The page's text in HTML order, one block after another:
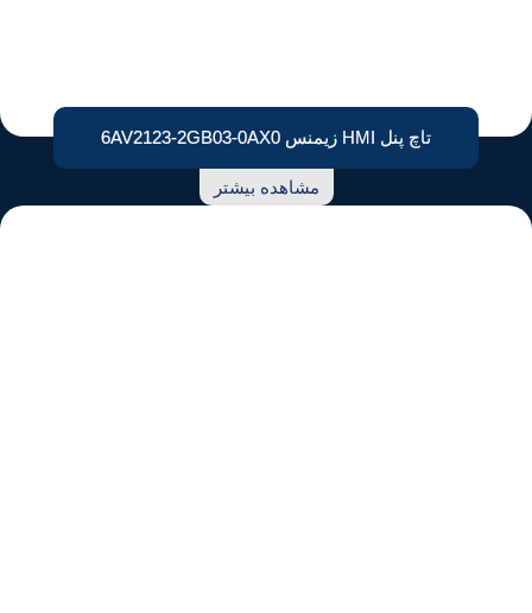
تاچ پنل HMI زیمنس 6AV2123-2GB03-0AX0
مشاهده بیشتر